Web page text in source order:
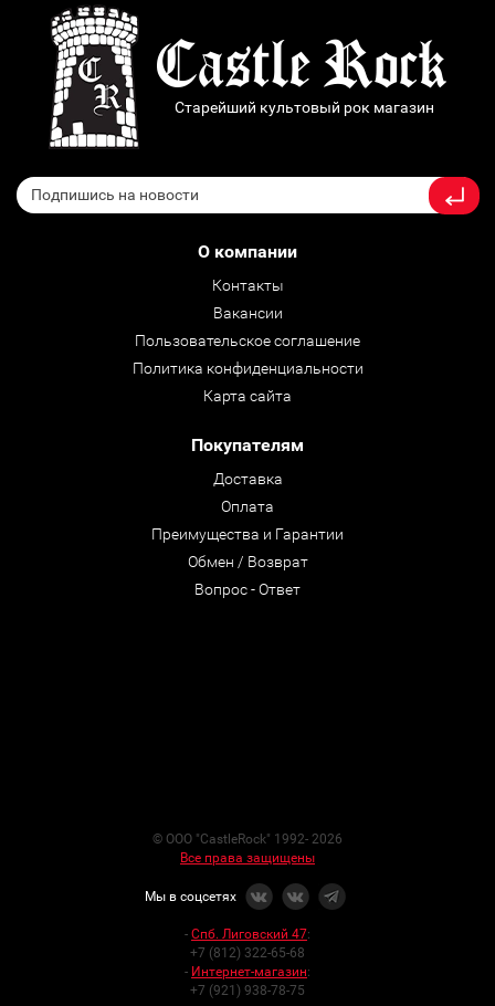
Старейший культовый рок магазин
О компании
Контакты
Вакансии
Пользовательское соглашение
Политика конфиденциальности
Карта сайта
Покупателям
Доставка
Оплата
Преимущества и Гарантии
Обмен / Возврат
Вопрос - Ответ
© ООО "CastleRock" 1992- 2026
Все права защищены
Мы в соцсетях
- Спб. Лиговский 47:
+7 (812) 322-65-68
- Интернет-магазин:
+7 (921) 938-78-75